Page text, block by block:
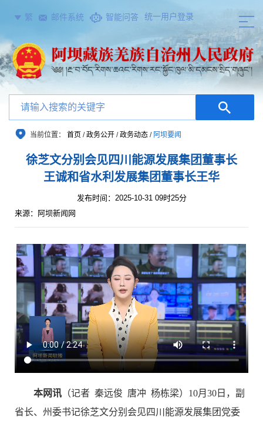
繁 邮件系统 智能问答 统一用户登录
当前位置： 首页 /政务公开 /政务动态 / 阿坝要闻
徐芝文分别会见四川能源发展集团董事长
王诚和省水利发展集团董事长王华
发布时间：2025-10-31 09时25分
来源：阿坝新闻网
本网讯 （记者 秦远俊 唐冲 杨栋梁）10月30日，副
省长、州委书记徐芝文分别会见四川能源发展集团党委